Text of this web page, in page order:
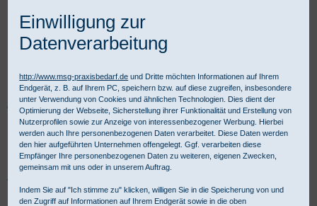
Praxisbedarf Shop Diagnostik
Stromquellen und Leuchtmittel
HEINE XHL Xenon Halogenlampen
Untersuchungsleuchten
HEINE XHL XENON Halogenlampen
für Untersuchungsleuchten
Einwilligung zur
Datenverarbeitung
http://www.msg-praxisbedarf.de und Dritte möchten Informationen auf Ihrem
Endgerät, z. B. auf Ihrem PC, speichern bzw. auf diese zugreifen, insbesondere
unter Verwendung von Cookies und ähnlichen Technologien. Dies dient der
Optimierung der Webseite, Sicherstellung ihrer Funktionalität und Erstellung von
Nutzerprofilen sowie zur Anzeige von interessenbezogener Werbung. Hierbei
werden auch Ihre personenbezogenen Daten verarbeitet. Diese Daten werden
den hier aufgeführten Unternehmen offengelegt. Ggf. verarbeiten diese
Empfänger Ihre personenbezogenen Daten zu weiteren, eigenen Zwecken,
gemeinsam mit uns oder in unserem Auftrag.
Indem Sie auf "Ich stimme zu" klicken, willigen Sie in die Speicherung von und
den Zugriff auf Informationen auf Ihrem Endgerät sowie in die oben